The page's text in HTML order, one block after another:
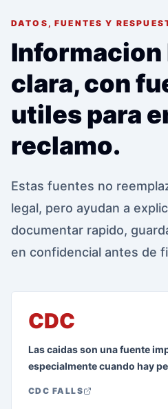
DATOS, FUENTES Y
Informacion
clara, con
utiles para
reclamo.
Estas fuentes no
legal, pero ayudan a
documentar rapido,
en confidencial antes de
CDC
Las caidas son una fuente
especialmente cuando hay
CDC FALLS